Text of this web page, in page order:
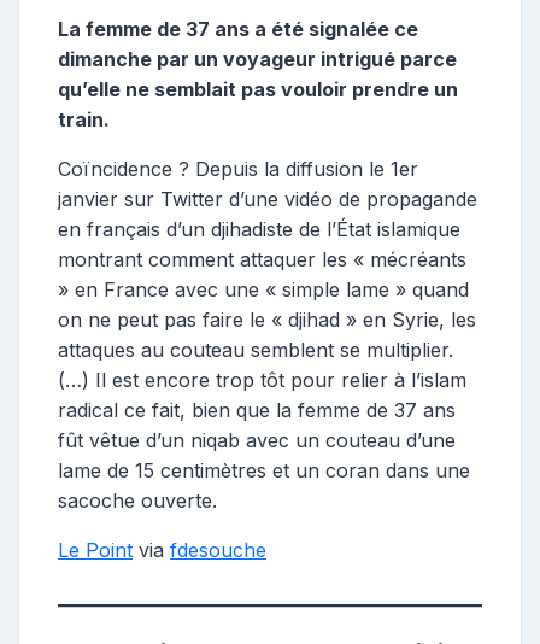
La femme de 37 ans a été signalée ce
dimanche par un voyageur intrigué parce
qu’elle ne semblait pas vouloir prendre un
train.
Coïncidence ? Depuis la diffusion le 1er
janvier sur Twitter d’une vidéo de propagande
en français d’un djihadiste de l’État islamique
montrant comment attaquer les « mécréants
» en France avec une « simple lame » quand
on ne peut pas faire le « djihad » en Syrie, les
attaques au couteau semblent se multiplier.
(…) Il est encore trop tôt pour relier à l’islam
radical ce fait, bien que la femme de 37 ans
fût vêtue d’un niqab avec un couteau d’une
lame de 15 centimètres et un coran dans une
sacoche ouverte.
Le Point via fdesouche